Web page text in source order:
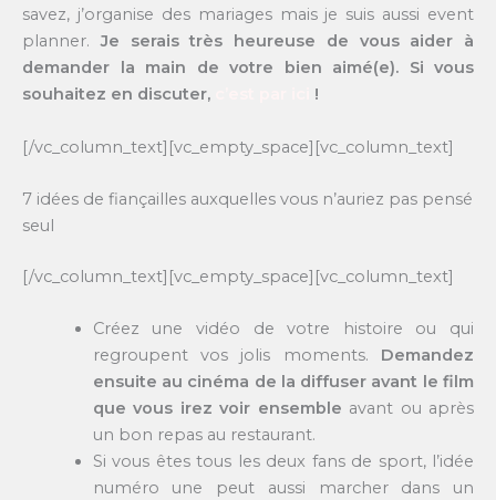
savez, j’organise des mariages mais je suis aussi event
planner.Je serais très heureuse de vous aider à
demander la main de votre bien aimé(e). Si vous
souhaitez en discuter,
!
[/vc_column_text][vc_empty_space][vc_column_text]
7 idées de fiançailles auxquelles vous n’auriez pas pensé
seul
[/vc_column_text][vc_empty_space][vc_column_text]
Créez une vidéo de votre histoire ou qui
regroupent vos jolis moments. Demandez
ensuite au cinéma de la diffuser avant le film
que vous irez voir ensemble avant ou après
un bon repas au restaurant.
Si vous êtes tous les deux fans de sport, l’idée
numéro une peut aussi marcher dans un